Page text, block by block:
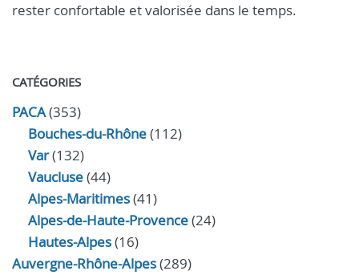
rester confortable et valorisée dans le temps.
CATÉGORIES
PACA(353)
Bouches-du-Rhône(112)
Var(132)
Vaucluse(44)
Alpes-Maritimes(41)
Alpes-de-Haute-Provence(24)
Hautes-Alpes(16)
Auvergne-Rhône-Alpes(289)